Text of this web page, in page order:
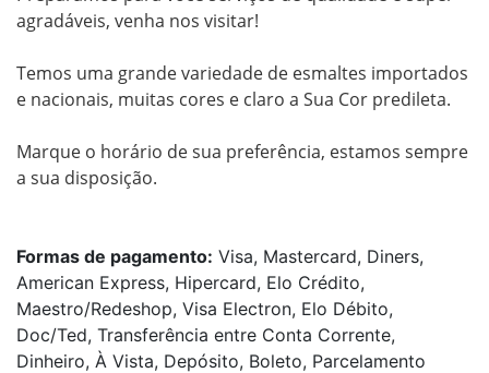
agradáveis, venha nos visitar!
Temos uma grande variedade de esmaltes importados
e nacionais, muitas cores e claro a Sua Cor predileta.
Marque o horário de sua preferência, estamos sempre
a sua disposição.
Formas de pagamento: Visa, Mastercard, Diners,
American Express, Hipercard, Elo Crédito,
Maestro/Redeshop, Visa Electron, Elo Débito,
Doc/Ted, Transferência entre Conta Corrente,
Dinheiro, À Vista, Depósito, Boleto, Parcelamento